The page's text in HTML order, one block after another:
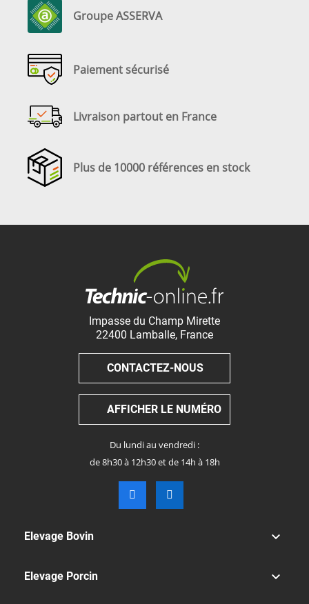
Groupe ASSERVA
Paiement sécurisé
Livraison partout en France
Plus de 10000 références en stock
Impasse du Champ Mirette
22400 Lamballe, France
CONTACTEZ-NOUS
AFFICHER LE NUMÉRO
Du lundi au vendredi :
de 8h30 à 12h30 et de 14h à 18h
Elevage Bovin 
Elevage Porcin 